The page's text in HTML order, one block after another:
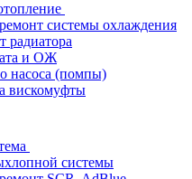
системы охлаждения
радиатора
и ОЖ
насоса (помпы)
вискомуфты
системы